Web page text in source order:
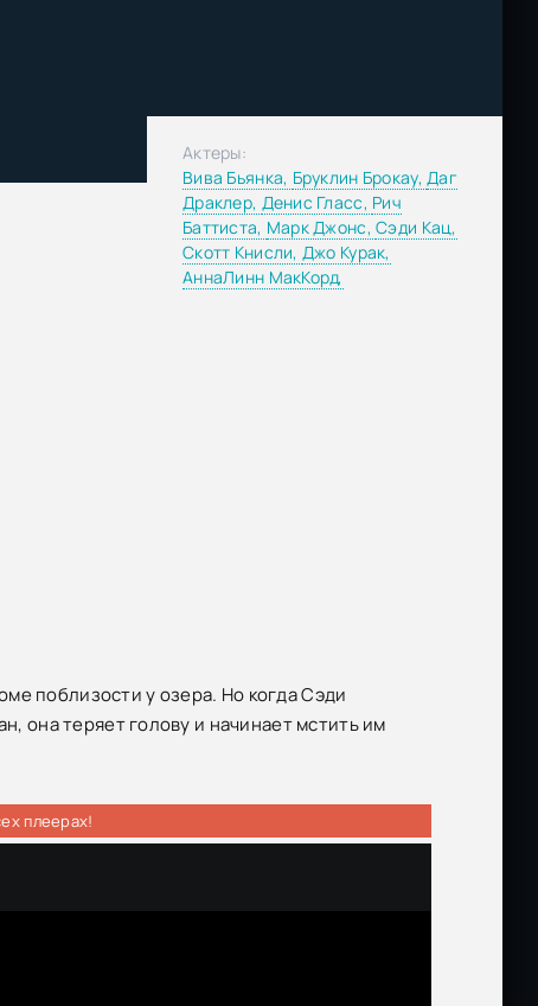
Актеры:
Вива Бьянка, Бруклин Брокау,Даг
Драклер, Денис Гласс, Рич
Баттиста, Марк Джонс,Сэди Кац,
Скотт Книсли, Джо Курак,
АннаЛинн МакКорд,
поблизости у озера. Но когда Сэди
она теряет голову и начинает мстить им
плеерах!